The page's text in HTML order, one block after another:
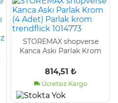
STOREMAX shopverse
Kanca Askı Parlak Krom
trendflick 1014773
814,51 ₺
Ücretsiz Kargo